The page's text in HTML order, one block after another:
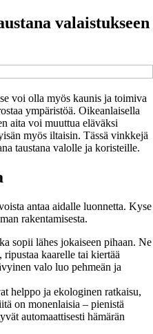
valaistukseen
voi olla myös kaunis ja toimiva
ympäristöä. Oikeanlaisella
aita voi muuttua eläväksi
myös iltaisin. Tässä vinkkejä
taustana valolle ja koristeille.
antaa aidalle luonnetta. Kyse
rakentamisesta.
sopii lähes jokaiseen pihaan. Ne
kaarelle tai kiertää
valo luo pehmeän ja
helppo ja ekologinen ratkaisu,
on monenlaisia – pienistä
automaattisesti hämärän